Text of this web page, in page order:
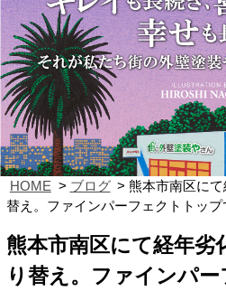
HOME ブログ
熊本市南区に
替え。ファインパーフェクトトッ
熊本市南区にて経年劣
り替え。ファインパ